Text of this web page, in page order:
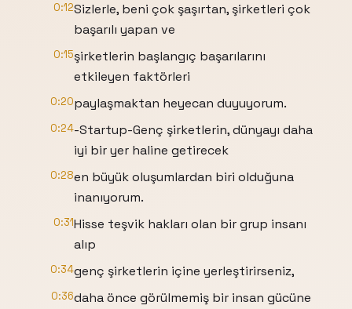
0:12Sizlerle, beni çok şaşırtan, şirketleri çok
başarılı yapan ve
0:15şirketlerin başlangıç başarılarını
etkileyen faktörleri
0:20paylaşmaktan heyecan duyuyorum.
0:24-Startup-Genç şirketlerin, dünyayı daha
iyi bir yer haline getirecek
0:28en büyük oluşumlardan biri olduğuna
inanıyorum.
0:31Hisse teşvik hakları olan bir grup insanı
alıp
0:34genç şirketlerin içine yerleştirirseniz,
0:36daha önce görülmemiş bir insan gücüne